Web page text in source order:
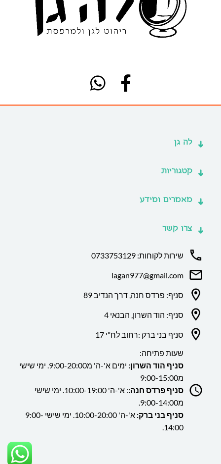
לה גן
קטגוריות
מאמרים ומידע
צרו קשר
שירות לקוחות: 0733753129
lagan977@gmail.com
סניף: פרדס חנה, דרך הנדיב 89
סניף: הוד השרון, הבנאי 4
סניף בני ברק :רחוב לח"י 17
שעות פתיחה:
סניף הוד השרון:
ימים א'-ה' מ9:00-20:00. ימי שישי
מ9:00-15:00
סניף פרדס חנה:
: א'-ה' 10:00-19:00. ימי שישי
מ9:00-14:00.
סניף בני ברק:
א'-ה' 10:00-20:00. ימי שישי 9:00-
14:00.